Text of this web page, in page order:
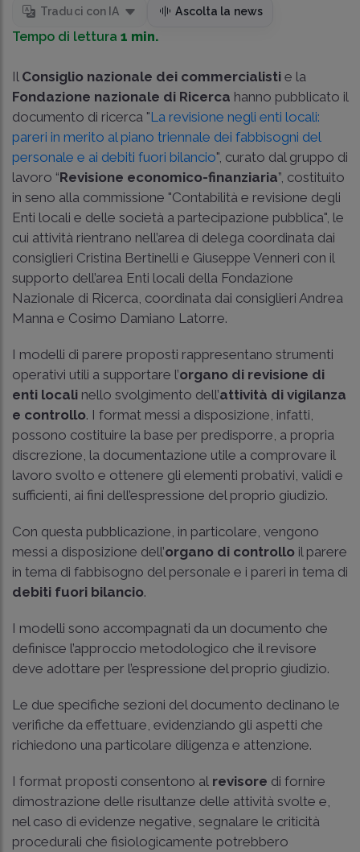
Traduci con IA Ascolta la news
Tempo di lettura 1 min.
Il Consiglio nazionale dei commercialisti e la
Fondazione nazionale di Ricerca hanno pubblicato il
documento di ricerca "La revisione negli enti locali:
pareri in merito al piano triennale dei fabbisogni del
personale e ai debiti fuori bilancio", curato dal gruppo di
lavoro “Revisione economico-finanziaria”, costituito
in seno alla commissione "Contabilità e revisione degli
Enti locali e delle società a partecipazione pubblica", le
cui attività rientrano nell’area di delega coordinata dai
consiglieri Cristina Bertinelli e Giuseppe Venneri con il
supporto dell’area Enti locali della Fondazione
Nazionale di Ricerca, coordinata dai consiglieri Andrea
Manna e Cosimo Damiano Latorre.
I modelli di parere proposti rappresentano strumenti
operativi utili a supportare l’organo di revisione di
enti locali nello svolgimento dell’attività di vigilanza
e controllo. I format messi a disposizione, infatti,
possono costituire la base per predisporre, a propria
discrezione, la documentazione utile a comprovare il
lavoro svolto e ottenere gli elementi probativi, validi e
sufficienti, ai fini dell’espressione del proprio giudizio.
Con questa pubblicazione, in particolare, vengono
messi a disposizione dell’organo di controllo il parere
in tema di fabbisogno del personale e i pareri in tema di
debiti fuori bilancio.
I modelli sono accompagnati da un documento che
definisce l’approccio metodologico che il revisore
deve adottare per l’espressione del proprio giudizio.
Le due specifiche sezioni del documento declinano le
verifiche da effettuare, evidenziando gli aspetti che
richiedono una particolare diligenza e attenzione.
I format proposti consentono al revisore di fornire
dimostrazione delle risultanze delle attività svolte e,
nel caso di evidenze negative, segnalare le criticità
procedurali che fisiologicamente potrebbero